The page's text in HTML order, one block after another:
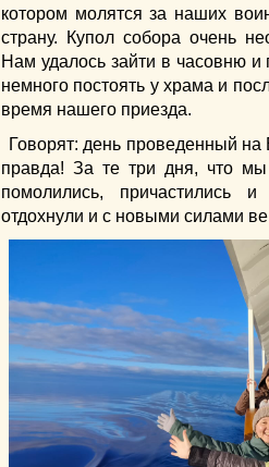
котором молятся за наших
страну. Купол собора очень
Нам удалось зайти в часовню
немного постоять у храма и
время нашего приезда.
Говорят: день проведенный
правда! За те три дня, что
помолились, причастились
отдохнули и с новыми силами